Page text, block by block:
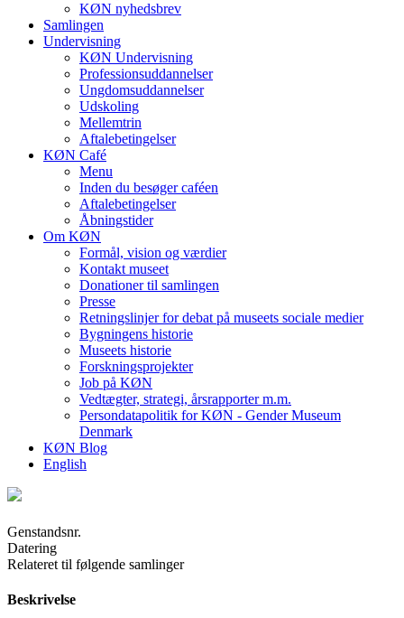
KØN nyhedsbrev
Samlingen
Undervisning
KØN Undervisning
Professionsuddannelser
Ungdomsuddannelser
Udskoling
Mellemtrin
Aftalebetingelser
KØN Café
Menu
Inden du besøger caféen
Aftalebetingelser
Åbningstider
Om KØN
Formål, vision og værdier
Kontakt museet
Donationer til samlingen
Presse
Retningslinjer for debat på museets sociale medier
Bygningens historie
Museets historie
Forskningsprojekter
Job på KØN
Vedtægter, strategi, årsrapporter m.m.
Persondatapolitik for KØN - Gender Museum
Denmark
KØN Blog
English
Genstandsnr.
Datering
Relateret til følgende samlinger
Beskrivelse